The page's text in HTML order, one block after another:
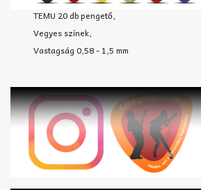
TEMU 20 db pengető,
Vegyes színek,
Vastagság 0,58 - 1,5 mm